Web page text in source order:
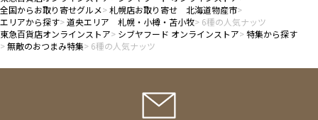
全国からお取り寄せグルメ
札幌店お取り寄せ 北海道物産市
エリアから探す 道央エリア 札幌・小樽・苫小牧
6種の人気ナッツ
東急百貨店オンラインストア
シブヤフード オンラインストア
特集から探す
無敵のおつまみ特集
6種の人気ナッツ